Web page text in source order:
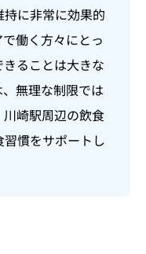
に非常に効果的
働く方々にとっ
ることは大きな
無理な制限では
崎駅周辺の飲食
慣をサポートし